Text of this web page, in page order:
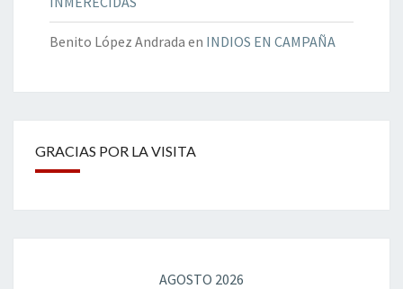
Benito López Andrada en INDIOS EN CAMPAÑA
GRACIAS POR LA VISITA
AGOSTO 2026